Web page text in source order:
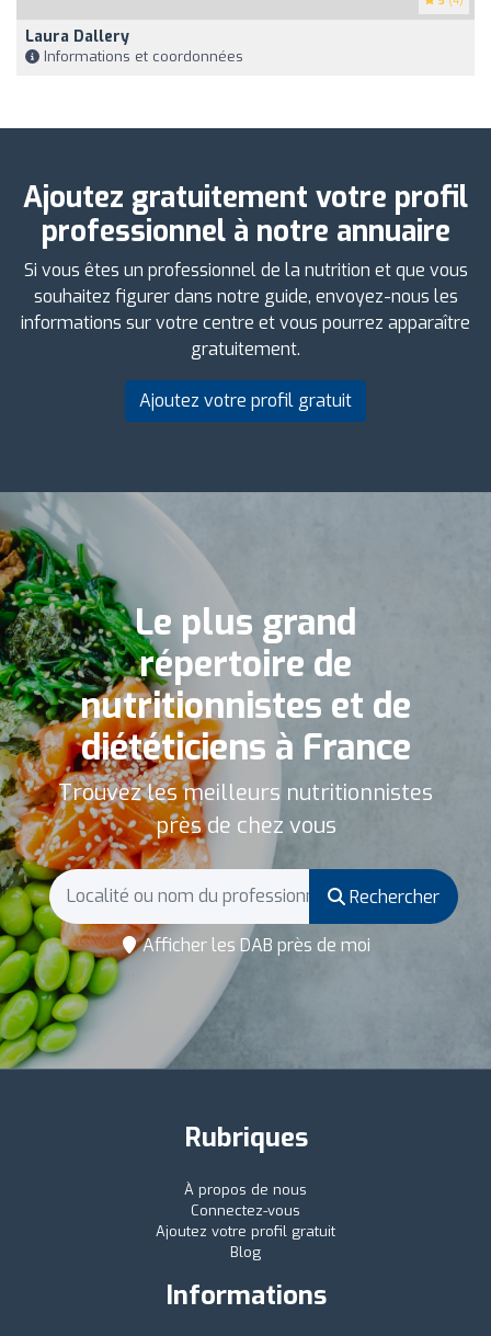
Laura Dallery
Informations et coordonnées
Ajoutez gratuitement votre profil
professionnel à notre annuaire
Si vous êtes un professionnel de la nutrition et que vous
souhaitez figurer dans notre guide, envoyez-nous les
informations sur votre centre et vous pourrez apparaître
gratuitement.
Ajoutez votre profil gratuit
Le plus grand
répertoire de
nutritionnistes et de
diététiciens à France
Trouvez les meilleurs nutritionnistes
près de chez vous
Rechercher
Afficher les DAB près de moi
Rubriques
À propos de nous
Connectez-vous
Ajoutez votre profil gratuit
Blog
Informations